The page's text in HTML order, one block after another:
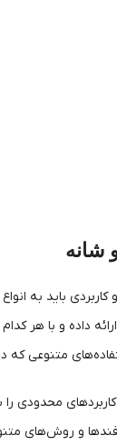
شانه
باید به
داده و با هر
متنوعی که
کاربردهای محدودی
و روش‌های